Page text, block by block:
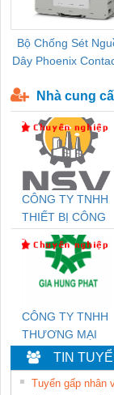
Bộ Chống Sét
Dây Phoenix
Nhà cung
CÔNG TY TNHH
THIẾT BỊ CÔNG
NGHIỆP NIHON
SETSUBI VIỆT
CÔNG TY TNHH
THƯƠNG MẠI
DỊCH VỤ KỸ
THUẬT ĐIỆN CƠ
GIA HƯNG PHÁT
TIN
Tuyển gấp nhân